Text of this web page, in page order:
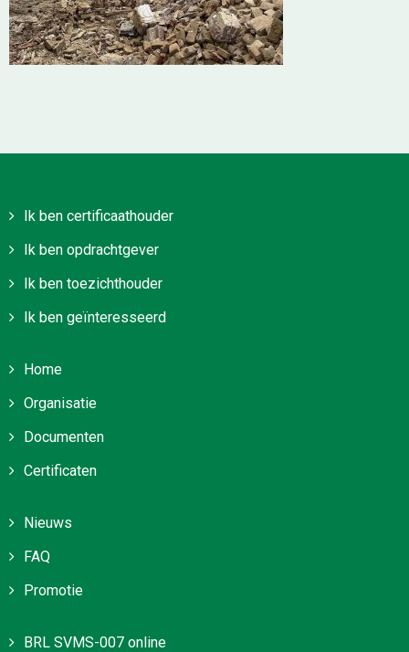
Ik ben certificaathouder
Ik ben opdrachtgever
Ik ben toezichthouder
Ik ben geïnteresseerd
Home
Organisatie
Documenten
Certificaten
Nieuws
FAQ
Promotie
BRL SVMS-007 online